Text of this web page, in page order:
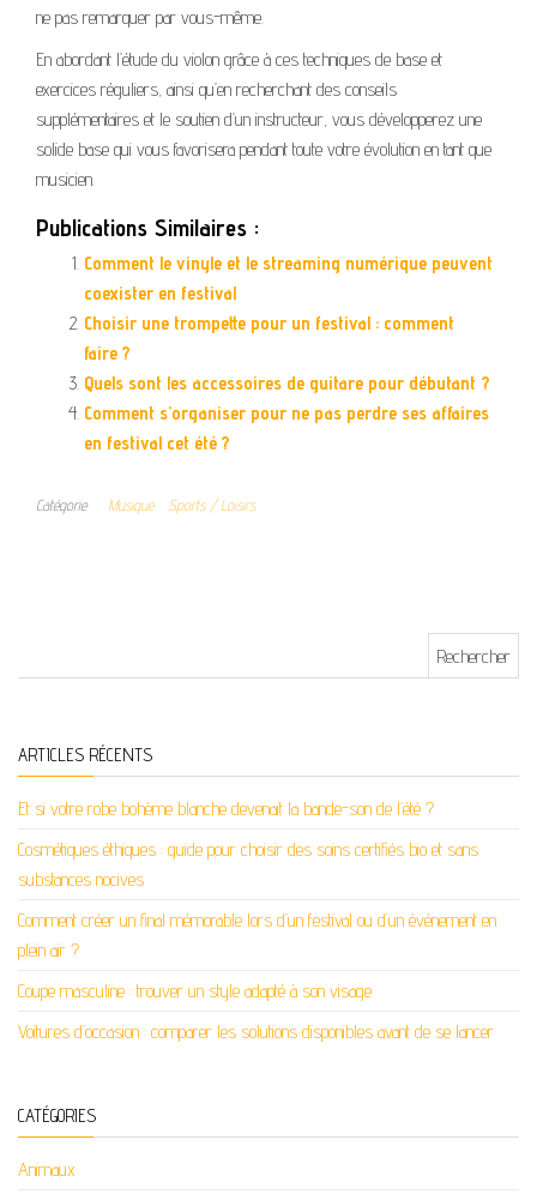
ne pas remarquer par vous-même.
En abordant l’étude du violon grâce à ces techniques de base et
exercices réguliers, ainsi qu’en recherchant des conseils
supplémentaires et le soutien d’un instructeur, vous développerez une
solide base qui vous favorisera pendant toute votre évolution en tant que
musicien.
Publications Similaires :
Comment le vinyle et le streaming numérique peuvent
coexister en festival
Choisir une trompette pour un festival : comment
faire ?
Quels sont les accessoires de guitare pour débutant ?
Comment s’organiser pour ne pas perdre ses affaires
en festival cet été ?
Catégorie Musique Sports / Loisirs
ARTICLES RÉCENTS
Et si votre robe bohème blanche devenait la bande-son de l’été ?
Cosmétiques éthiques : guide pour choisir des soins certifiés bio et sans
substances nocives
Comment créer un final mémorable lors d’un festival ou d’un événement en
plein air ?
Coupe masculine : trouver un style adapté à son visage
Voitures d’occasion : comparer les solutions disponibles avant de se lancer
CATÉGORIES
Animaux